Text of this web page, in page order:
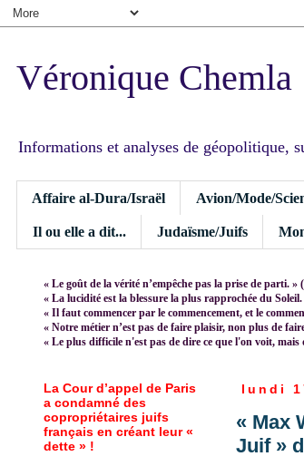
Véronique Chemla
Informations et analyses de géopolitique,
Affaire al-Dura/Israël Avion/Mode/
Il ou elle a dit... Judaïsme/Juifs
« Le goût de la vérité n’empêche pas la prise de parti.
« La lucidité est la blessure la plus rapprochée du
« Il faut commencer par le commencement, et le
« Notre métier n’est pas de faire plaisir, non plus de
« Le plus difficile n'est pas de dire ce que l'on voit,
lundi
« Max
Juif »
La Cour d’appel de Paris
a condamné des
copropriétaires juifs
français en créant leur «
dette » !